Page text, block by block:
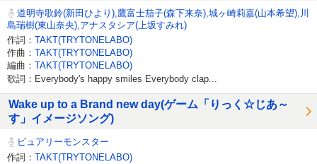
道明寺歌鈴(新田ひより),鷹富士茄子(森下来奈),城ヶ崎莉嘉(山本希望),川
島瑞樹(東山奈央),アナスタシア(上坂すみれ)
作詞： TAKT(TRYTONELABO)
作曲： TAKT(TRYTONELABO)
編曲： TAKT(TRYTONELABO)
歌詞：Everybody's happy smiles Everybody clap...
Wake up to a Brand new day(ゲーム「りっく☆じあ～
す」イメージソング)
ピュアリーモンスター
作詞： TAKT(TRYTONELABO)